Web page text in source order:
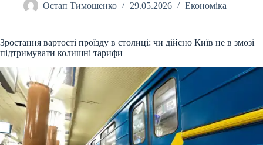
Остап Тимошенко 29.05.2026 Економіка
Зростання вартості проїзду в столиці: чи дійсно Київ не в змозі
підтримувати колишні тарифи